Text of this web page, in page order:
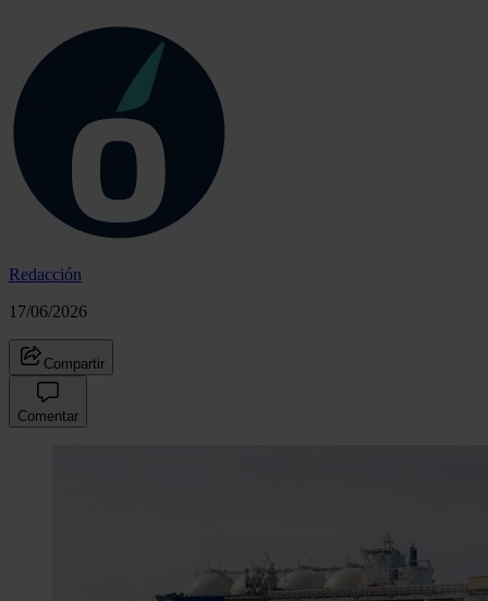
Redacción
17/06/2026
Compartir
Comentar